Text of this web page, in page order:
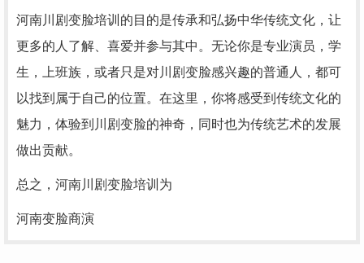
河南川剧变脸培训的目的是传承和弘扬中华传统文化，让
更多的人了解、喜爱并参与其中。无论你是专业演员，学
生，上班族，或者只是对川剧变脸感兴趣的普通人，都可
以找到属于自己的位置。在这里，你将感受到传统文化的
魅力，体验到川剧变脸的神奇，同时也为传统艺术的发展
做出贡献。
总之，河南川剧变脸培训为
河南变脸商演